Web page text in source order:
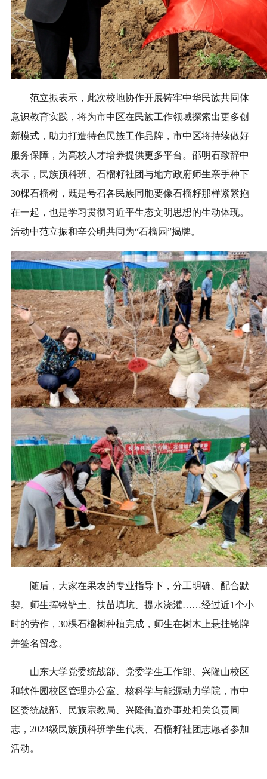
范立振表示，此次校地协作开展铸牢中华民族共同体
意识教育实践，将为市中区在民族工作领域探索出更多创
新模式，助力打造特色民族工作品牌，市中区将持续做好
服务保障，为高校人才培养提供更多平台。邵明石致辞中
表示，民族预科班、石榴籽社团与地方政府师生亲手种下
30棵石榴树，既是号召各民族同胞要像石榴籽那样紧紧抱
在一起，也是学习贯彻习近平生态文明思想的生动体现。
活动中范立振和辛公明共同为“石榴园”揭牌。
随后，大家在果农的专业指导下，分工明确、配合默
契。师生挥锹铲土、扶苗填坑、提水浇灌……经过近1个小
时的劳作，30棵石榴树种植完成，师生在树木上悬挂铭牌
并签名留念。
山东大学党委统战部、党委学生工作部、兴隆山校区
和软件园校区管理办公室、核科学与能源动力学院，市中
区委统战部、民族宗教局、兴隆街道办事处相关负责同
志，2024级民族预科班学生代表、石榴籽社团志愿者参加
活动。